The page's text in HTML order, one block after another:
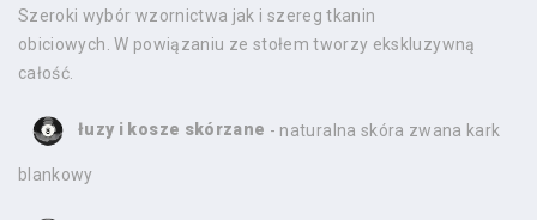
Szeroki wybór wzornictwa jak i szereg tkanin
obiciowych. W powiązaniu ze stołem tworzy ekskluzywną
całość.
łuzy i kosze skórzane - naturalna skóra zwana kark
blankowy